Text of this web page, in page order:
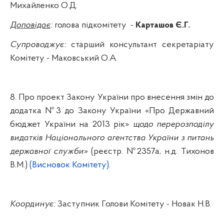
Михайленко О.Д.
Доповідає: голова підкомітету - Карташов Є.Г.
Супроводжує: старший консультант секретаріату
Комітету - Маковський О.А.
8. Про проект Закону України про внесення змін до
додатка №3 до Закону України «Про Державний
бюджет України на 2013 рік» щодо перерозподілу
видатків Національного агентства України з питань
державної служби»(реєстр. №2357а, н.д. Тихонов
В.М.) ( Висновок Комітету).
Координує: Заступник Голови Комітету - Новак Н.В.